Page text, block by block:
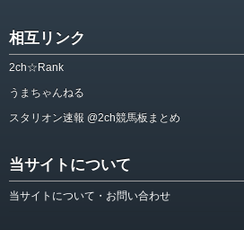
相互リンク
2ch☆Rank
うまちゃんねる
スタリオン速報 @2ch競馬板まとめ
当サイトについて
当サイトについて・お問い合わせ